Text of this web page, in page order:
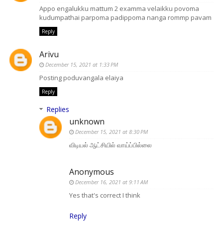
Appo engalukku mattum 2 examma velaikku povoma
kudumpathai parpoma padippoma nanga rommp pavam
Reply
Arivu
December 15, 2021 at 1:33 PM
Posting poduvangala elaiya
Reply
Replies
unknown
December 15, 2021 at 8:30 PM
விடியல் ஆட்சியில் வாய்ப்பில்லை
Anonymous
December 16, 2021 at 9:11 AM
Yes that's correct I think
Reply